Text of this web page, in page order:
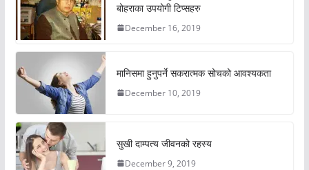
बोहराका उपयोगी टिप्सहरु
December 16, 2019
मानिसमा हुनुपर्ने सकरात्मक सोचको आवश्यकता
December 10, 2019
सुखी दाम्पत्य जीवनको रहस्य
December 9, 2019